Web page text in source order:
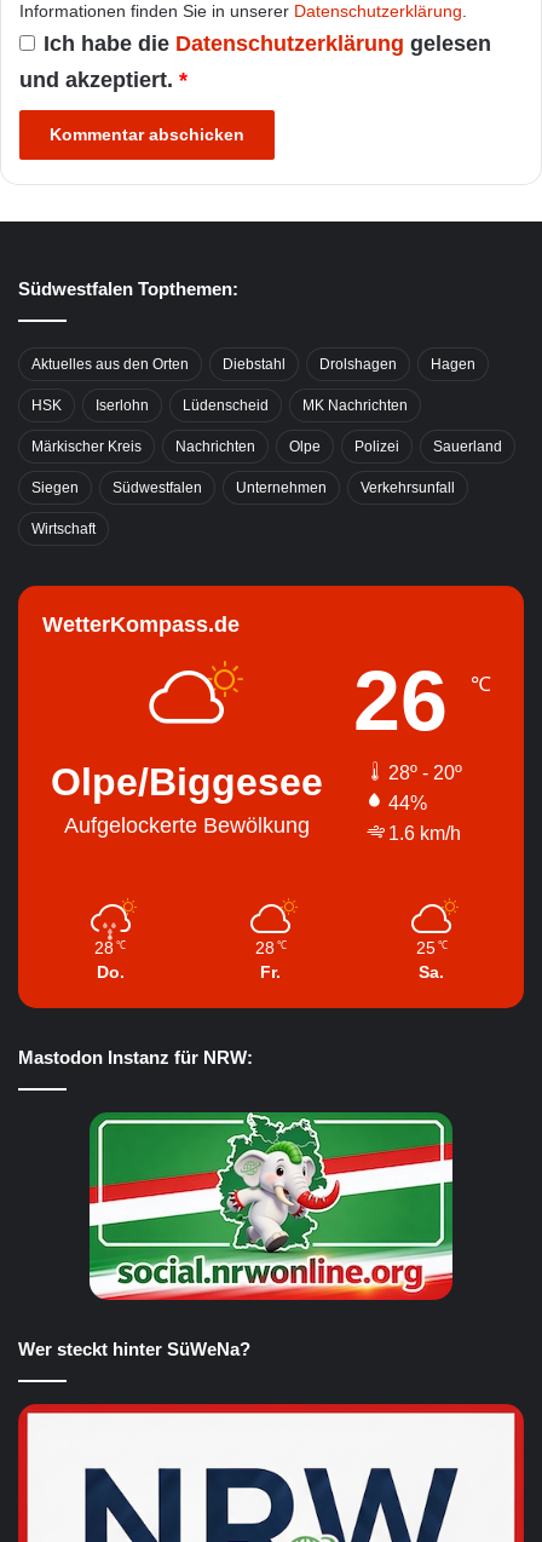
Informationen finden Sie in unserer Datenschutzerklärung.
Ich habe die Datenschutzerklärung gelesen
und akzeptiert. *
Südwestfalen Topthemen:
Aktuelles aus den Orten Diebstahl Drolshagen Hagen
HSK Iserlohn Lüdenscheid MK Nachrichten
Märkischer Kreis Nachrichten Olpe Polizei Sauerland
Siegen Südwestfalen Unternehmen Verkehrsunfall
Wirtschaft
WetterKompass.de
Olpe/Biggesee
Aufgelockerte Bewölkung
26 ℃
28º - 20º
44%
1.6 km/h
28 ℃
Do.
28 ℃
Fr.
25 ℃
Sa.
Mastodon Instanz für NRW:
Wer steckt hinter SüWeNa?